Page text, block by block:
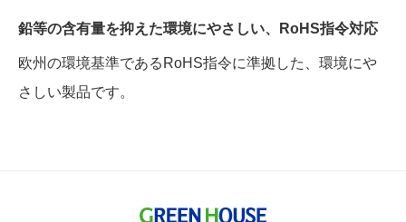
鉛等の含有量を抑えた環境にやさしい、RoHS指令対応
欧州の環境基準であるRoHS指令に準拠した、環境にや
さしい製品です。